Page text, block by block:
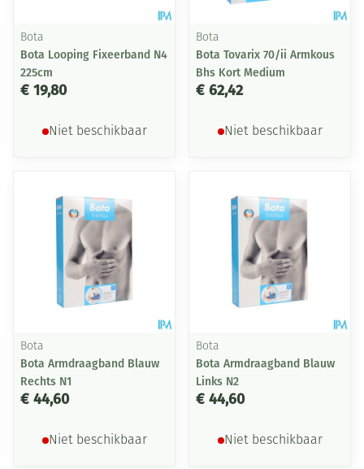
Bota
Bota Looping Fixeerband N4
225cm
€ 19,80
Niet beschikbaar
Bota
Bota Tovarix 70/ii Armkous
Bhs Kort Medium
€ 62,42
Niet beschikbaar
Bota
Bota Armdraagband Blauw
Rechts N1
€ 44,60
Niet beschikbaar
Bota
Bota Armdraagband Blauw
Links N2
€ 44,60
Niet beschikbaar